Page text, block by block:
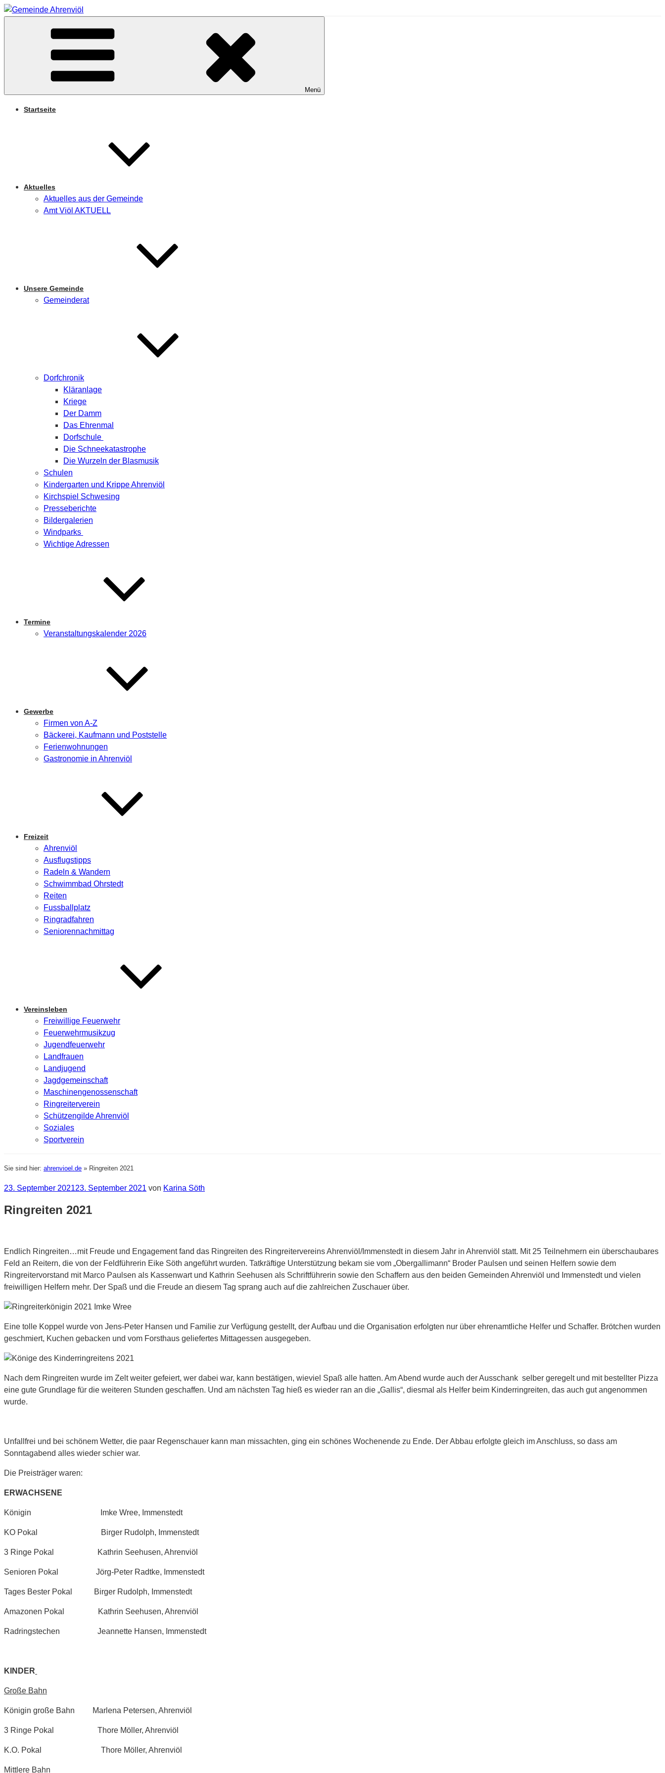
Zum
GEMEINDE AHRENVIÖL
Menü
Startseite
Aktuelles
Aktuelles aus der Gemeinde
Amt Viöl AKTUELL
Unsere Gemeinde
Gemeinderat
Dorfchronik
Kläranlage
Kriege
Der Damm
Das Ehrenmal
Dorfschule
Die Schneekatastrophe
Die Wurzeln der Blasmusik
Schulen
Kindergarten und Krippe Ahrenviöl
Kirchspiel Schwesing
Presseberichte
Bildergalerien
Windparks
Wichtige Adressen
Termine
Veranstaltungskalender 2026
Gewerbe
Firmen von A-Z
Bäckerei, Kaufmann und Poststelle
Ferienwohnungen
Gastronomie in Ahrenviöl
Freizeit
Ahrenviöl
Ausflugstipps
Radeln & Wandern
Schwimmbad Ohrstedt
Reiten
Fussballplatz
Ringradfahren
Seniorennachmittag
Vereinsleben
Freiwillige Feuerwehr
Feuerwehrmusikzug
Jugendfeuerwehr
Landfrauen
Landjugend
Jagdgemeinschaft
Maschinengenossenschaft
Ringreiterverein
Schützengilde Ahrenviöl
Soziales
Sportverein
Sie sind hier: ahrenvioel.de » Ringreiten 2021
Veröffentlicht
23. September 202123. September 2021 von Karina Söth
Ringreiten 2021
Endlich Ringreiten…mit Freude und Engagement fand das Ringreiten des Ringreitervereins Ahrenviöl/Immenstedt in diesem Jahr in Ahrenviöl statt. Mit 25 Teilnehmern ein überschaubares
Feld an Reitern, die von der Feldführerin Eike Söth angeführt wurden. Tatkräftige Unterstützung bekam sie vom „Obergallimann“ Broder Paulsen und seinen Helfern sowie dem
Ringreitervorstand mit Marco Paulsen als Kassenwart und Kathrin Seehusen als Schriftführerin sowie den Schaffern aus den beiden Gemeinden Ahrenviöl und Immenstedt und vielen
freiwilligen Helfern mehr. Der Spaß und die Freude an diesem Tag sprang auch auf die zahlreichen Zuschauer über.
Eine tolle Koppel wurde von Jens-Peter Hansen und Familie zur Verfügung gestellt, der Aufbau und die Organisation erfolgten nur über ehrenamtliche Helfer und Schaffer. Brötchen wurden
geschmiert, Kuchen gebacken und vom Forsthaus geliefertes Mittagessen ausgegeben.
Nach dem Ringreiten wurde im Zelt weiter gefeiert, wer dabei war, kann bestätigen, wieviel Spaß alle hatten. Am Abend wurde auch der Ausschank selber geregelt und mit bestellter Pizza
eine gute Grundlage für die weiteren Stunden geschaffen. Und am nächsten Tag hieß es wieder ran an die „Gallis“, diesmal als Helfer beim Kinderringreiten, das auch gut angenommen
wurde.
Unfallfrei und bei schönem Wetter, die paar Regenschauer kann man missachten, ging ein schönes Wochenende zu Ende. Der Abbau erfolgte gleich im Anschluss, so dass am
Sonntagabend alles wieder schier war.
Die Preisträger waren:
ERWACHSENE
Königin Imke Wree, Immenstedt
KO Pokal Birger Rudolph, Immenstedt
3 Ringe Pokal Kathrin Seehusen, Ahrenviöl
Senioren Pokal Jörg-Peter Radtke, Immenstedt
Tages Bester Pokal Birger Rudolph, Immenstedt
Amazonen Pokal Kathrin Seehusen, Ahrenviöl
Radringstechen Jeannette Hansen, Immenstedt
KINDER
Große Bahn
Königin große Bahn Marlena Petersen, Ahrenviöl
3 Ringe Pokal Thore Möller, Ahrenviöl
K.O. Pokal Thore Möller, Ahrenviöl
Mittlere Bahn